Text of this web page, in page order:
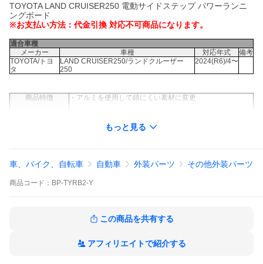
TOYOTA LAND CRUISER250 電動サイドステップ パワーランニ
ングボード
※お支払い方法：代金引換 対応不可商品になります。
適合車種
メーカー
車種 対応年式
備考
TOYOTA/トヨ
タ
LAND CRUISER250/ランドクルーザー
250
2024(R6)/4〜
商品特徴
・アルミを使用して錆にくい素材に変更
・ドアの開閉に連動して電動で動くサイドステップになり
きます。
・ドアを閉めるとステップは自動で写真の様にスッキリた
・乗り降りのさいも便利で快適にご使用できる高さにステ
ップが自動で出ます。。
・取付もボルトオン、配線もカプラオンで無加工での取付
が可能です。
もっと見る
車、バイク、自転車 自動車 外装パーツ その他外装パーツ
商品 コード： BP-TYRB2-Y
この商品を共有する
アフィリエイトで紹介する